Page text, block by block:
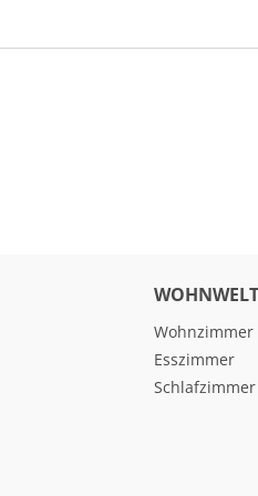
Wohnzimmer
Esszimmer
Schlafzimmer